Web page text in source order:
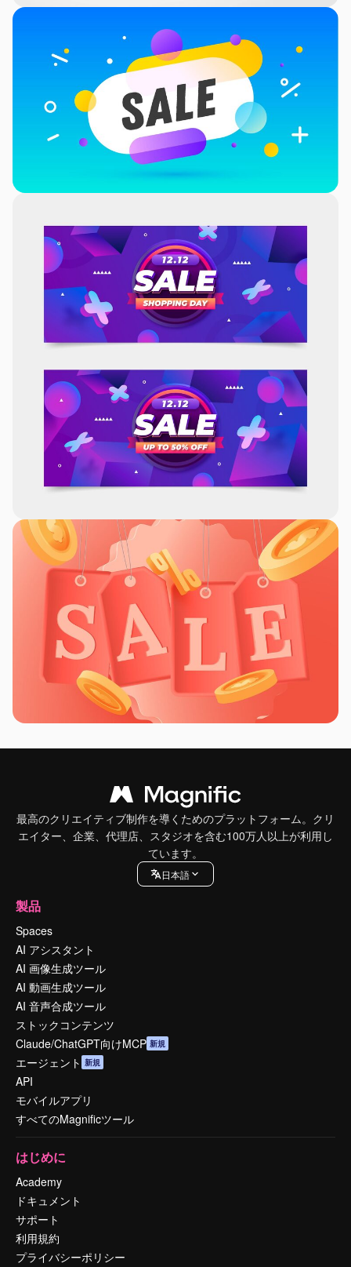
最高のクリエイティブ制作を導くためのプラットフォーム。クリ
エイター、企業、代理店、スタジオを含む100万人以上が利用し
ています。
日本語
製品
Spaces
AI アシスタント
AI 画像生成ツール
AI 動画生成ツール
AI 音声合成ツール
ストックコンテンツ
Claude/ChatGPT向けMCP 新規
エージェント 新規
API
モバイルアプリ
すべてのMagnificツール
はじめに
Academy
ドキュメント
サポート
利用規約
プライバシーポリシー